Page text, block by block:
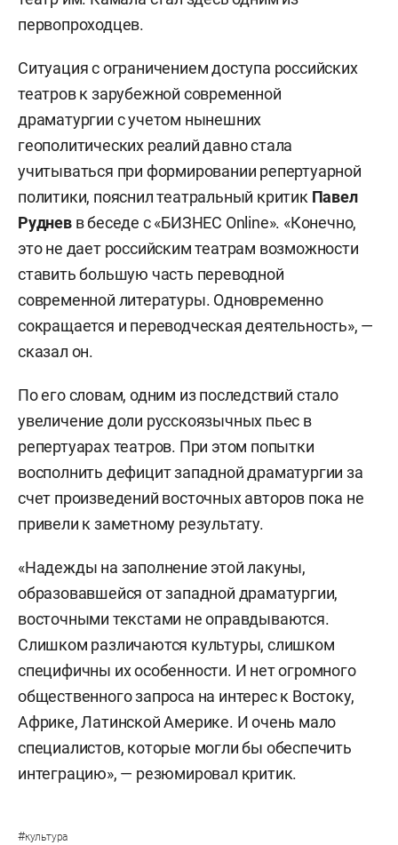
первопроходцев.
Ситуация с ограничением доступа российских
театров к зарубежной современной
драматургии с учетом нынешних
геополитических реалий давно стала
учитываться при формировании репертуарной
политики, пояснил театральный критик Павел
Руднев в беседе с «БИЗНЕС Online». «Конечно,
это не дает российским театрам возможности
ставить большую часть переводной
современной литературы. Одновременно
сокращается и переводческая деятельность», —
сказал он.
По его словам, одним из последствий стало
увеличение доли русскоязычных пьес в
репертуарах театров. При этом попытки
восполнить дефицит западной драматургии за
счет произведений восточных авторов пока не
привели к заметному результату.
«Надежды на заполнение этой лакуны,
образовавшейся от западной драматургии,
восточными текстами не оправдываются.
Слишком различаются культуры, слишком
специфичны их особенности. И нет огромного
общественного запроса на интерес к Востоку,
Африке, Латинской Америке. И очень мало
специалистов, которые могли бы обеспечить
интеграцию», — резюмировал критик.
#культура